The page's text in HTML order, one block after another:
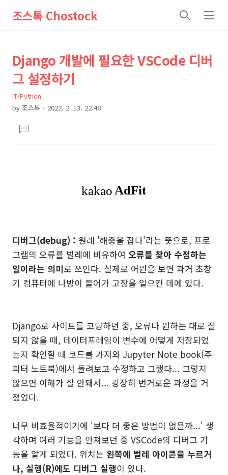
조스톡 Chostock
검
메
상
세
컨
텐
츠
본
문
제
목
Django 개발에 필요한 VSCode 디버
그 설정하기
IT/Python
by 조스톡 2022. 2. 13. 22:48
문댓
글
디버그(debug) : 원래 '해충을 잡다'라는 뜻으로, 프로
그램의 오류를 벌레에 비유하여 오류를 찾아 수정하는
일이라는 의미로 쓰인다. 실제로 어원을 보면 과거 초창
기 컴퓨터에 나방이 들어가 고장을 일으킨 데에 있다.
Django로 사이트를 코딩하던 중, 오류나 원하는 대로 잘
되지 않을 때, 데이터프레임이 변수에 어떻게 저장되었
는지 확인할 때 코드를 가져와 Jupyter Note book(주
피터 노트북)에서 돌려보고 수정하고 그랬다... 그렇지
않으면 이해가 잘 안돼서... 굉장히 번거로운 과정을 거
쳤었다.
너무 비효율적이기에 '보다 더 좋은 방법이 없을까...' 생
각하며 여러 기능을 만져보던 중 VSCode의 디버그 기
능을 알게 되었다. 위치는 왼쪽에 벌레 아이콘을 누르거
나, 실행(R)에도 디버그 실행이 있다.